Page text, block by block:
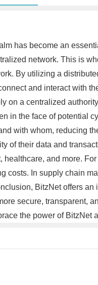
has become an
network. This is
By utilizing a
and interact with
a centralized
in the face of potential
with whom, reducing
of their data and
and more.
In supply chain
BitzNet offers
secure, transparent,
the power of